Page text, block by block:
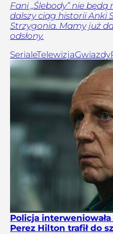
Fani „Ślebody” nie
dalszy ciąg historii Anki
Strzygonia. Mamy już
odsłony.
SerialeTelewizjaGwiazdy
Policja
Perez Hilton trafił do